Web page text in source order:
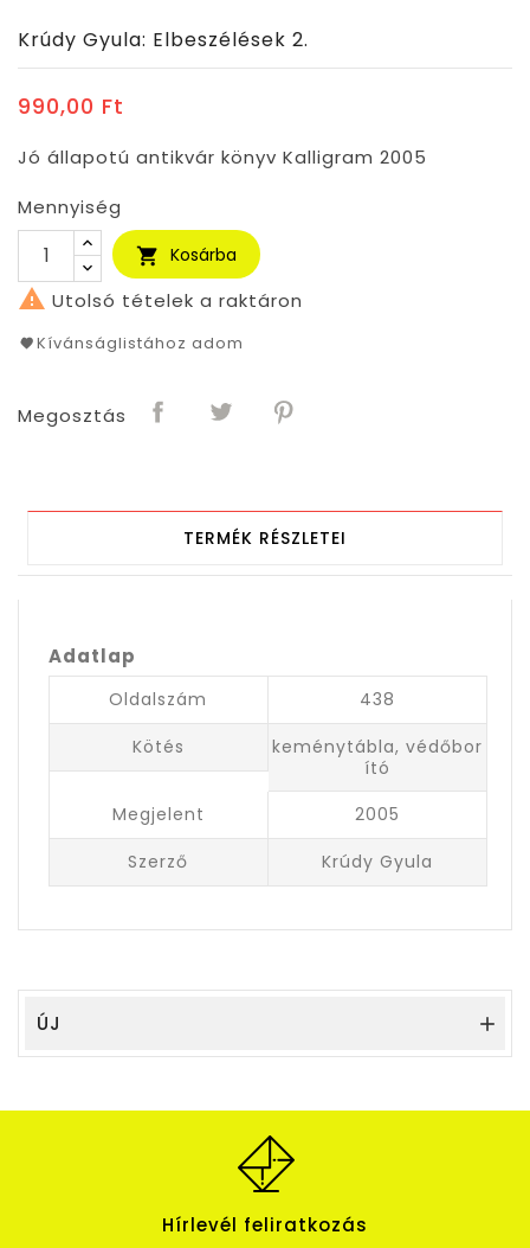
Krúdy Gyula: Elbeszélések 2.
990,00 Ft
Jó állapotú antikvár könyv Kalligram 2005
Mennyiség
 Kosárba
 Utolsó tételek a raktáron
Kívánságlistához adom
Megosztás
TERMÉK RÉSZLETEI
Adatlap
Oldalszám
438
Kötés
keménytábla, védőbor
ító
Megjelent
2005
Szerző
Krúdy Gyula
ÚJ 
Hírlevél feliratkozás